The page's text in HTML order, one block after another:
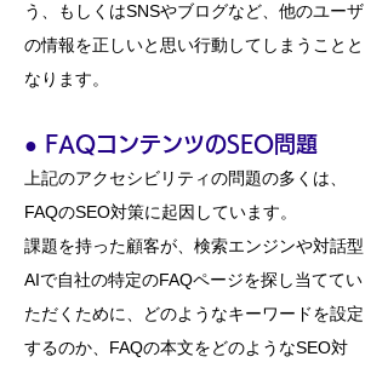
う、もしくはSNSやブログなど、他のユーザ
の情報を正しいと思い行動してしまうことと
なります。
● FAQコンテンツのSEO問題
上記のアクセシビリティの問題の多くは、
FAQのSEO対策に起因しています。
課題を持った顧客が、検索エンジンや対話型
AIで自社の特定のFAQページを探し当ててい
ただくために、どのようなキーワードを設定
するのか、FAQの本文をどのようなSEO対